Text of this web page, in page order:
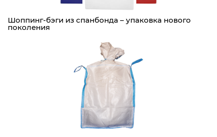
Шоппинг-бэги из спанбонда – упаковка нового
поколения